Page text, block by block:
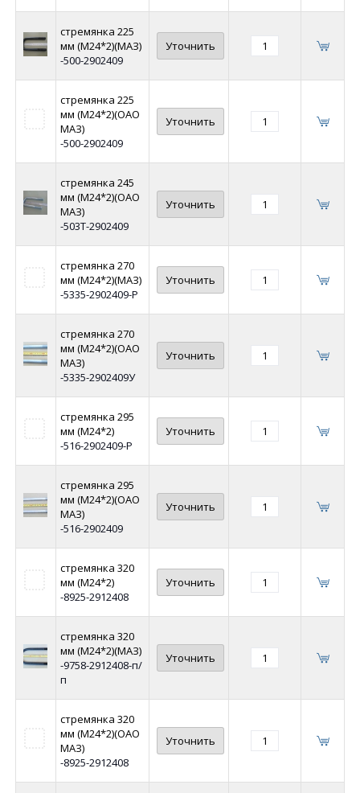
стремянка 225
мм (М24*2)(МАЗ)
-500-2902409
Уточнить
стремянка 225
мм (М24*2)(ОАО
МАЗ)
-500-2902409
Уточнить
стремянка 245
мм (М24*2)(ОАО
МАЗ)
-503Т-2902409
Уточнить
стремянка 270
мм (М24*2)(МАЗ)
-5335-2902409-Р
Уточнить
стремянка 270
мм (М24*2)(ОАО
МАЗ)
-5335-2902409У
Уточнить
стремянка 295
мм (М24*2)
-516-2902409-Р
Уточнить
стремянка 295
мм (М24*2)(ОАО
МАЗ)
-516-2902409
Уточнить
стремянка 320
мм (М24*2)
-8925-2912408
Уточнить
стремянка 320
мм (М24*2)(МАЗ)
-9758-2912408-п/
п
Уточнить
стремянка 320
мм (М24*2)(ОАО
МАЗ)
-8925-2912408
Уточнить